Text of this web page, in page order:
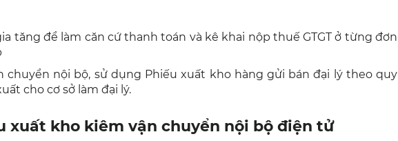
tăng để làm căn cứ thanh toán và kê khai nộp thuế GTGT ở từng đơn
chuyển nội bộ, sử dụng Phiếu xuất kho hàng gửi bán đại lý theo quy
cho cơ sở làm đại lý.
xuất kho kiêm vận chuyển nội bộ điện tử